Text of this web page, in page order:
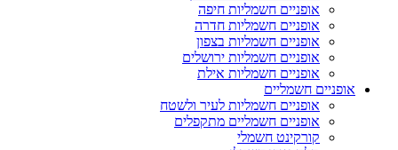
אופניים חשמליות חיפה
אופניים חשמליות חדרה
אופניים חשמליות בצפון
אופניים חשמליות ירושלים
אופניים חשמליות אילת
אופניים חשמליים
אופניים חשמליות לעיר ולשטח
אופניים חשמליים מתקפלים
קורקינט חשמלי